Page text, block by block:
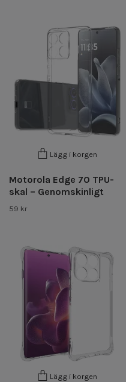
Lägg i korgen
Motorola Edge 70 TPU-
skal – Genomskinligt
59 kr
Lägg i korgen